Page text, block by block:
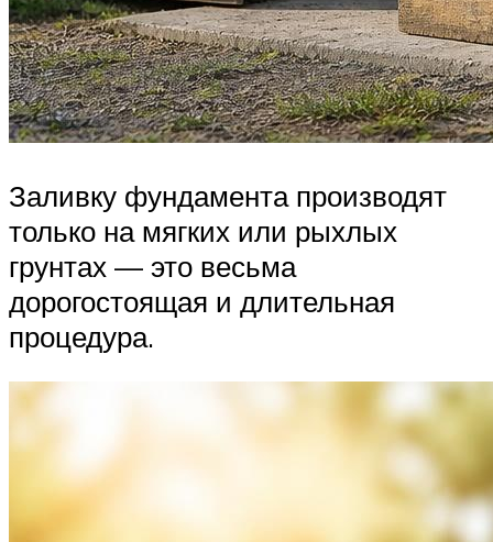
Заливку фундамента производят
только на мягких или рыхлых
грунтах — это весьма
дорогостоящая и длительная
процедура.